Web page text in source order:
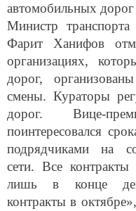
автомобильных
Министр
Фарит Ханифов
организациях,
дорог,
смены. Кураторы
дорог. Вице-
поинтересовался
подрядчиками на
сети. Все
лишь в конце
контракты в